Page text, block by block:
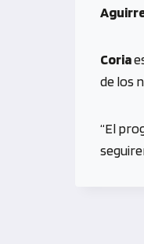
Coria
de los
“El